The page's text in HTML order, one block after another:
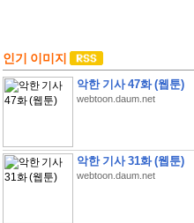
인기 이미지
악한 기사 47화 (웹툰)
webtoon.daum.net
악한 기사 31화 (웹툰)
webtoon.daum.net